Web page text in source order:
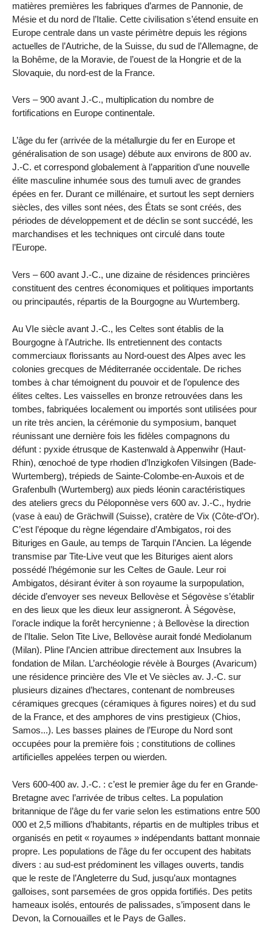
matières premières les fabriques d’armes de Pannonie, de
Mésie et du nord de l’Italie. Cette civilisation s’étend ensuite en
Europe centrale dans un vaste périmètre depuis les régions
actuelles de l’Autriche, de la Suisse, du sud de l’Allemagne, de
la Bohême, de la Moravie, de l’ouest de la Hongrie et de la
Slovaquie, du nord-est de la France.
Vers – 900 avant J.-C., multiplication du nombre de
fortifications en Europe continentale.
L’âge du fer (arrivée de la métallurgie du fer en Europe et
généralisation de son usage) débute aux environs de 800 av.
J.-C. et correspond globalement à l’apparition d’une nouvelle
élite masculine inhumée sous des tumuli avec de grandes
épées en fer. Durant ce millénaire, et surtout les sept derniers
siècles, des villes sont nées, des États se sont créés, des
périodes de développement et de déclin se sont succédé, les
marchandises et les techniques ont circulé dans toute
l’Europe.
Vers – 600 avant J.-C., une dizaine de résidences princières
constituent des centres économiques et politiques importants
ou principautés, répartis de la Bourgogne au Wurtemberg.
Au VIe siècle avant J.-C., les Celtes sont établis de la
Bourgogne à l’Autriche. Ils entretiennent des contacts
commerciaux florissants au Nord-ouest des Alpes avec les
colonies grecques de Méditerranée occidentale. De riches
tombes à char témoignent du pouvoir et de l’opulence des
élites celtes. Les vaisselles en bronze retrouvées dans les
tombes, fabriquées localement ou importés sont utilisées pour
un rite très ancien, la cérémonie du symposium, banquet
réunissant une dernière fois les fidèles compagnons du
défunt : pyxide étrusque de Kastenwald à Appenwihr (Haut-
Rhin), œnochoé de type rhodien d’Inzigkofen Vilsingen (Bade-
Wurtemberg), trépieds de Sainte-Colombe-en-Auxois et de
Grafenbulh (Wurtemberg) aux pieds léonin caractéristiques
des ateliers grecs du Péloponnèse vers 600 av. J.-C., hydrie
(vase à eau) de Grächwill (Suisse), cratère de Vix (Côte-d’Or).
C’est l’époque du règne légendaire d’Ambigatos, roi des
Bituriges en Gaule, au temps de Tarquin l’Ancien. La légende
transmise par Tite-Live veut que les Bituriges aient alors
possédé l’hégémonie sur les Celtes de Gaule. Leur roi
Ambigatos, désirant éviter à son royaume la surpopulation,
décide d’envoyer ses neveux Bellovèse et Ségovèse s’établir
en des lieux que les dieux leur assigneront. À Ségovèse,
l’oracle indique la forêt hercynienne ; à Bellovèse la direction
de l’Italie. Selon Tite Live, Bellovèse aurait fondé Mediolanum
(Milan). Pline l’Ancien attribue directement aux Insubres la
fondation de Milan. L’archéologie révèle à Bourges (Avaricum)
une résidence princière des VIe et Ve siècles av. J.-C. sur
plusieurs dizaines d’hectares, contenant de nombreuses
céramiques grecques (céramiques à figures noires) et du sud
de la France, et des amphores de vins prestigieux (Chios,
Samos...). Les basses plaines de l’Europe du Nord sont
occupées pour la première fois ; constitutions de collines
artificielles appelées terpen ou wierden.
Vers 600-400 av. J.-C. : c’est le premier âge du fer en Grande-
Bretagne avec l’arrivée de tribus celtes. La population
britannique de l’âge du fer varie selon les estimations entre 500
000 et 2,5 millions d’habitants, répartis en de multiples tribus et
organisés en petit « royaumes » indépendants battant monnaie
propre. Les populations de l’âge du fer occupent des habitats
divers : au sud-est prédominent les villages ouverts, tandis
que le reste de l’Angleterre du Sud, jusqu’aux montagnes
galloises, sont parsemées de gros oppida fortifiés. Des petits
hameaux isolés, entourés de palissades, s’imposent dans le
Devon, la Cornouailles et le Pays de Galles.